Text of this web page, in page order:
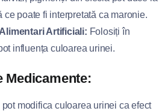
ce poate fi interpretată ca maronie.
Artificiali: Folosiți în
influența culoarea urinei.
Medicamente:
modifica culoarea urinei ca efect